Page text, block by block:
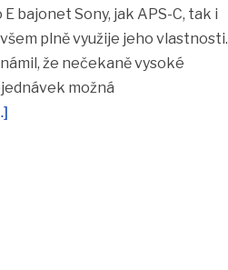
bajonet Sony, jak APS-C, tak i
plně využije jeho vlastnosti.
že nečekaně vysoké
možná